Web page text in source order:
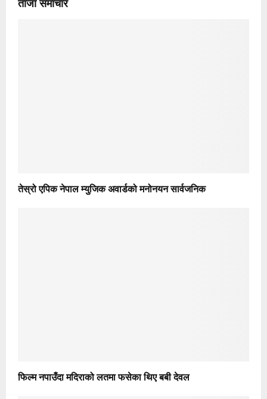
तेस्रो एपिक नेपाल म्युजिक अवार्डको मनोनयन सार्वजनिक
फिल्म नपाउँदा मदिराको लतमा फसेका थिए बबी देवल